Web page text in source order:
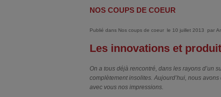
NOS COUPS DE COEUR
Publié dans Nos coups de coeur le 10 juillet 2013 par
Les innovations et
On a tous déjà rencontré, dans les rayons d’un
complètement insolites. Aujourd’hui, nous
avec vous nos impressions.